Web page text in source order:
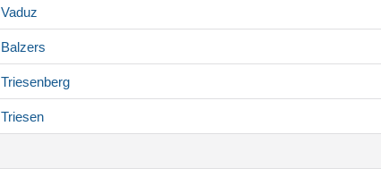
Vaduz
Balzers
Triesenberg
Triesen